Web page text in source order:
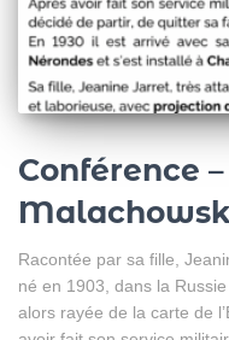
Conférence
Racontée par sa fille,
né en 1903, dans la
alors rayée de la carte de